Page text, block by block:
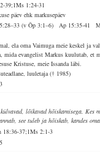
39;1Ms 1:24-31
päev ehk markusepäev
(v Õp 3:1–6) Ap 15:35-41
ela oma Vaimuga meie keskel ja
mida evangelist Markus kuulutab, et
Kristuse, meie Issanda läbi.
luuletaja († 1985)
lõikavad hõiskamisega. Kes
see tuleb ja hõiskab, kandes
18:36-37;1Ms 2:1-3